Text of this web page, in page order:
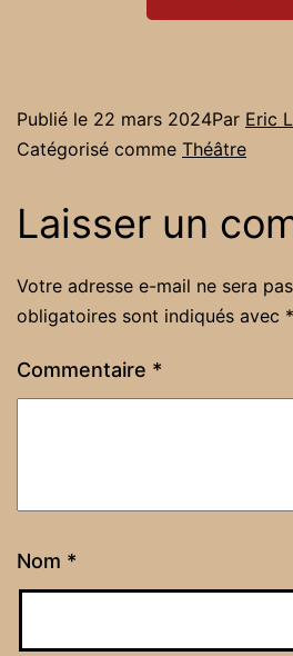
Publié le 22 mars 2024Par Eric
Catégorisé comme Théâtre
Laisser un
Votre adresse e-mail ne sera
obligatoires sont indiqués avec *
Commentaire *
Nom *